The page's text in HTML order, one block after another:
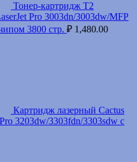
Тонер-картридж T2
Pro 3003dn/3003dw/MFP
3800 стр. ₽ 1,480.00
Картридж лазерный Cactus
3203dw/3303fdn/3303sdw с